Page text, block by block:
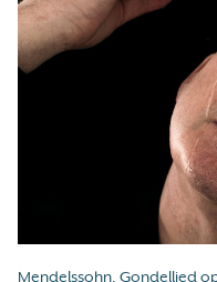
Mendelssohn, Gondellied